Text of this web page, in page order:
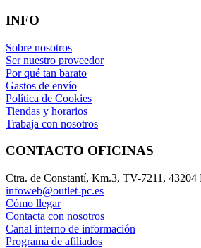
INFO
Sobre nosotros
Ser nuestro proveedor
Por qué tan barato
Gastos de envío
Política de Cookies
Tiendas y horarios
Trabaja con nosotros
CONTACTO OFICINAS
Ctra. de Constantí, Km.3, TV-7211, 43204
infoweb@outlet-pc.es
Cómo llegar
Contacta con nosotros
Canal interno de información
Programa de afiliados